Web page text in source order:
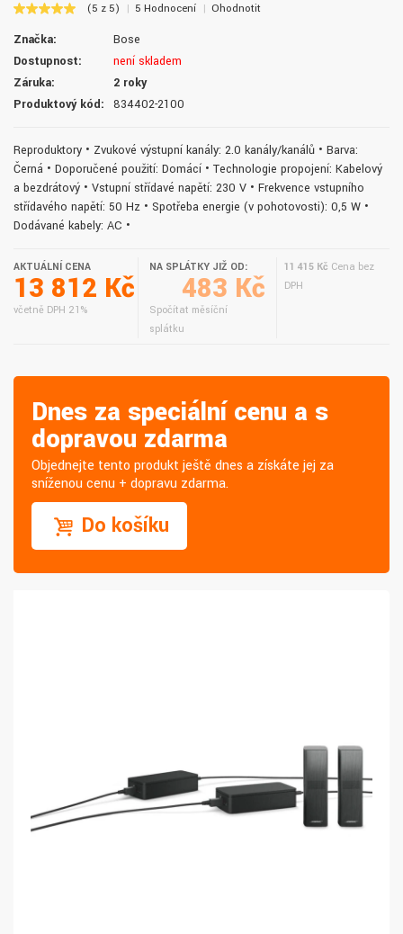
(5 z 5) 5 Hodnocení Ohodnotit
Značka:
Bose
Dostupnost:
není skladem
Záruka:
2 roky
Produktový kód:
834402-2100
Reproduktory • Zvukové výstupní kanály: 2.0 kanály/kanálů • Barva:
Černá • Doporučené použití: Domácí • Technologie propojení: Kabelový
a bezdrátový • Vstupní střídavé napětí: 230 V • Frekvence vstupního
střídavého napětí: 50 Hz • Spotřeba energie (v pohotovosti): 0,5 W •
Dodávané kabely: AC •
AKTUÁLNÍ CENA
13 812 Kč
včetně DPH 21%
NA SPLÁTKY JIŽ OD:
483 Kč
Spočítat měsíční
splátku
11 415 Kč Cena bez
DPH
Dnes za speciální cenu a s
dopravou zdarma
Objednejte tento produkt ještě dnes a získáte jej za
sníženou cenu + dopravu zdarma.
Do košíku